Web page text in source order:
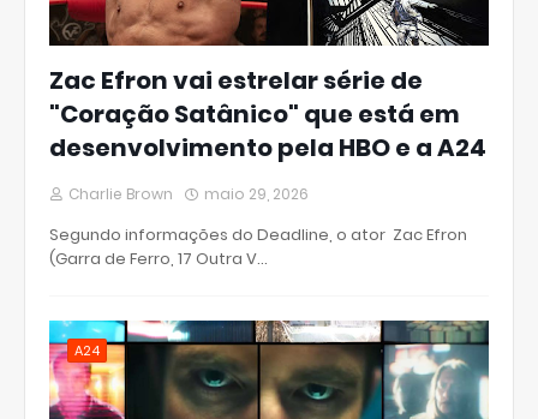
Zac Efron vai estrelar série de
"Coração Satânico" que está em
desenvolvimento pela HBO e a A24
Charlie Brown maio 29, 2026
Segundo informações do Deadline, o ator Zac Efron
(Garra de Ferro, 17 Outra V…
A24